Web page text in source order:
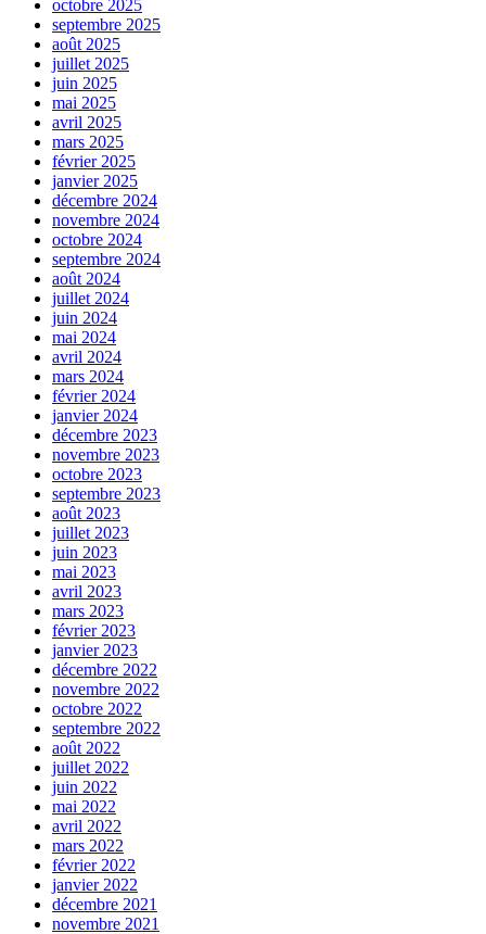
octobre 2025
septembre 2025
août 2025
juillet 2025
juin 2025
mai 2025
avril 2025
mars 2025
février 2025
janvier 2025
décembre 2024
novembre 2024
octobre 2024
septembre 2024
août 2024
juillet 2024
juin 2024
mai 2024
avril 2024
mars 2024
février 2024
janvier 2024
décembre 2023
novembre 2023
octobre 2023
septembre 2023
août 2023
juillet 2023
juin 2023
mai 2023
avril 2023
mars 2023
février 2023
janvier 2023
décembre 2022
novembre 2022
octobre 2022
septembre 2022
août 2022
juillet 2022
juin 2022
mai 2022
avril 2022
mars 2022
février 2022
janvier 2022
décembre 2021
novembre 2021